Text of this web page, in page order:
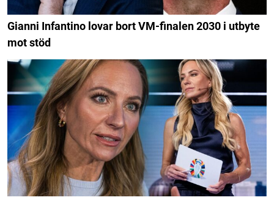
Gianni Infantino lovar bort VM-finalen 2030 i utbyte
mot stöd